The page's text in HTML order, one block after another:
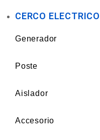
CERCO ELECTRICO
Generador
Poste
Aislador
Accesorio